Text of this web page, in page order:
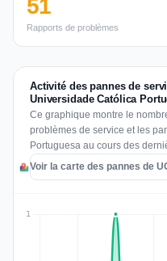
51
Rapports de problèmes
Activité des pannes de
Universidade Católica
Ce graphique montre le
problèmes de service et les
Portuguesa au cours des
Voir la carte des pannes de